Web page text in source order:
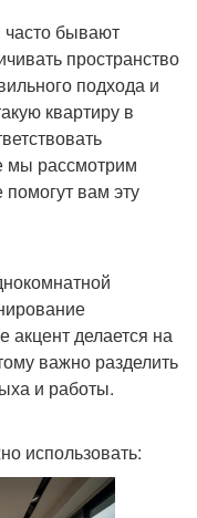
бывают
пространство
подхода и
квартиру в
мы рассмотрим
вам эту
акцент делается на
важно разделить
и работы.
использовать: